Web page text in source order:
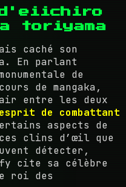
d'eiichiro
toriyama
caché son
En parlant
de
de mangaka,
entre les deux
de combattant
aspects de
clins d’œil que
détecter,
cite sa célèbre
roi des